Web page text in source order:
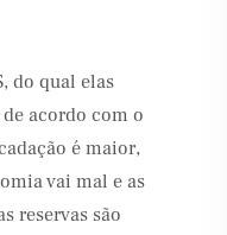
do qual elas
acordo com o
é maior,
vai mal e as
reservas são